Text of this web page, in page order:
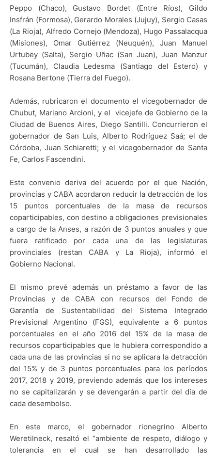
Peppo (Chaco), Gustavo Bordet (Entre Ríos), Gildo
Insfrán (Formosa), Gerardo Morales (Jujuy), Sergio Casas
(La Rioja), Alfredo Cornejo (Mendoza), Hugo Passalacqua
(Misiones), Omar Gutiérrez (Neuquén), Juan Manuel
Urtubey (Salta), Sergio Uñac (San Juan), Juan Manzur
(Tucumán), Claudia Ledesma (Santiago del Estero) y
Rosana Bertone (Tierra del Fuego).
Además, rubricaron el documento el vicegobernador de
Chubut, Mariano Arcioni, y el vicejefe de Gobierno de la
Ciudad de Buenos Aires, Diego Santilli. Concurrieron el
gobernador de San Luis, Alberto Rodríguez Saá; el de
Córdoba, Juan Schiaretti; y el vicegobernador de Santa
Fe, Carlos Fascendini.
Este convenio deriva del acuerdo por el que Nación,
provincias y CABA acordaron reducir la detracción de los
15 puntos porcentuales de la masa de recursos
coparticipables, con destino a obligaciones previsionales
a cargo de la Anses, a razón de 3 puntos anuales y que
fuera ratificado por cada una de las legislaturas
provinciales (restan CABA y La Rioja), informó el
Gobierno Nacional.
El mismo prevé además un préstamo a favor de las
Provincias y de CABA con recursos del Fondo de
Garantía de Sustentabilidad del Sistema Integrado
Previsional Argentino (FGS), equivalente a 6 puntos
porcentuales en el año 2016 del 15% de la masa de
recursos coparticipables que le hubiera correspondido a
cada una de las provincias si no se aplicara la detracción
del 15% y de 3 puntos porcentuales para los períodos
2017, 2018 y 2019, previendo además que los intereses
no se capitalizarán y se devengarán a partir del día de
cada desembolso.
En este marco, el gobernador rionegrino Alberto
Weretilneck, resaltó el “ambiente de respeto, diálogo y
tolerancia en el cual se han desarrollado las